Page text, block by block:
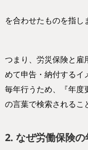
を合わせたものを指し
つまり、労災保険と雇
めて申告・納付するイ
毎年行うため、『年度
の言葉で検索されるこ
2. なぜ労働保険